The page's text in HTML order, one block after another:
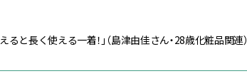
と長く使える一着！」（島津由佳さん・28歳化粧品関連）